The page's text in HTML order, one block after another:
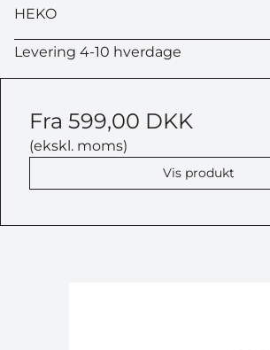
HEKO
Levering 4-10 hverdage
Fra 599,00 DKK
(ekskl. moms)
Vis produkt